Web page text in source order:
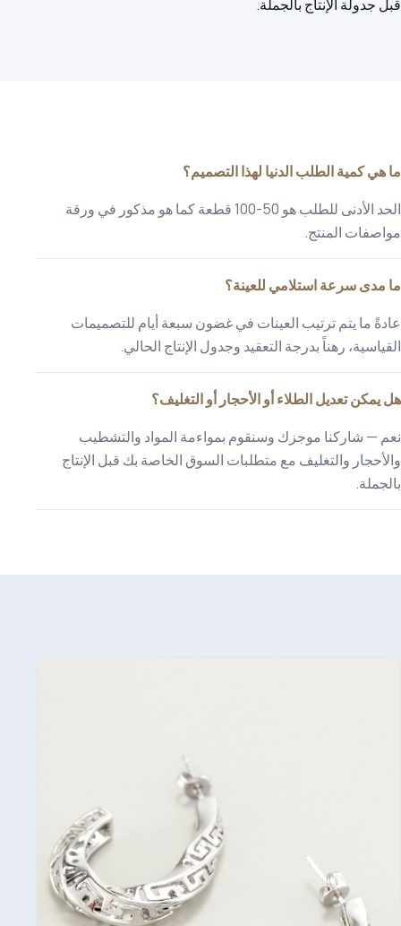
قبل جدولة الإنتاج بالجملة.
ما هي كمية الطلب الدنيا لهذا التصميم؟
الحد الأدنى للطلب هو 50-100 قطعة كما هو مذكور في ورقة
مواصفات المنتج.
ما مدى سرعة استلامي للعينة؟
عادةً ما يتم ترتيب العينات في غضون سبعة أيام للتصميمات
القياسية، رهناً بدرجة التعقيد وجدول الإنتاج الحالي.
هل يمكن تعديل الطلاء أو الأحجار أو التغليف؟
نعم — شاركنا موجزك وسنقوم بمواءمة المواد والتشطيب
والأحجار والتغليف مع متطلبات السوق الخاصة بك قبل الإنتاج
بالجملة.